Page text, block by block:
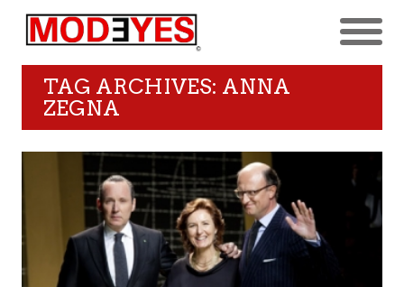
TAG ARCHIVES: ANNA
ZEGNA